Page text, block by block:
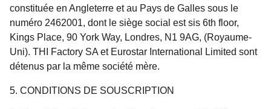
constituée en Angleterre et au Pays de Galles sous le
numéro 2462001, dont le siège social est sis 6th floor,
Kings Place, 90 York Way, Londres, N1 9AG, (Royaume-
Uni). THI Factory SA et Eurostar International Limited sont
détenus par la même société mère.
5. CONDITIONS DE SOUSCRIPTION